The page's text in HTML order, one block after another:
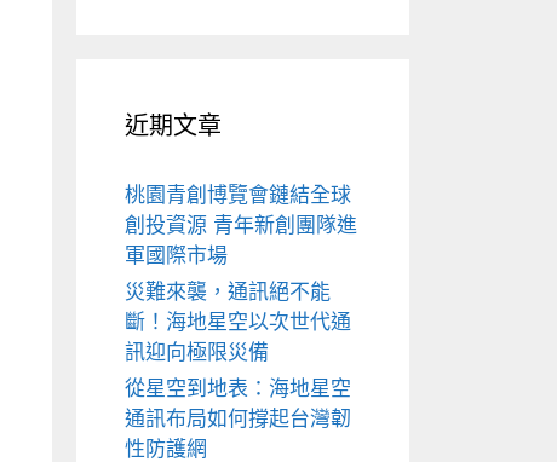
近期文章
桃園青創博覽會鏈結全球
創投資源 青年新創團隊進
軍國際市場
災難來襲，通訊絕不能
斷！海地星空以次世代通
訊迎向極限災備
從星空到地表：海地星空
通訊布局如何撐起台灣韌
性防護網